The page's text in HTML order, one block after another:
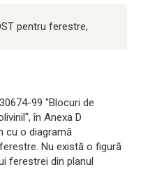
pentru ferestre,
99 "Blocuri de
în Anexa D
cu o diagramă
Nu există o figură
ferestrei din planul